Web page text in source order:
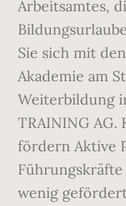
Arbeitsamtes,
Sie sich mit
Akademie am
Weiterbildung
TRAINING AG.
fördern Aktive
wenig